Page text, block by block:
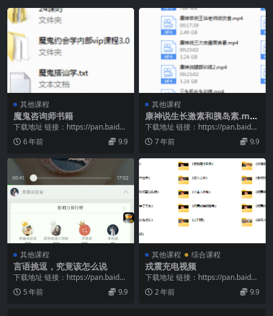
其他课程
魔鬼咨询师书籍
下载地址 链接：https://pan.baidu.
com/s/1cDu9WJ5...
6 年前 9.9
其他课程
康神说生长激素和胰岛素.mp
4等多个文件
下载地址 链接：https://pan.baidu.
com/s/1GEQv0eX...
7 年前 9.9
其他课程
言语挑逗，究竟该怎么说
下载地址 链接：https://pan.baidu.
com/s/1dhIvhAz...
5 年前 9.9
其他课程 综合课程
戎震充电视频
下载地址 链接：https://pan.baidu.
com/s/16D8I2up...
2 年前 9.9